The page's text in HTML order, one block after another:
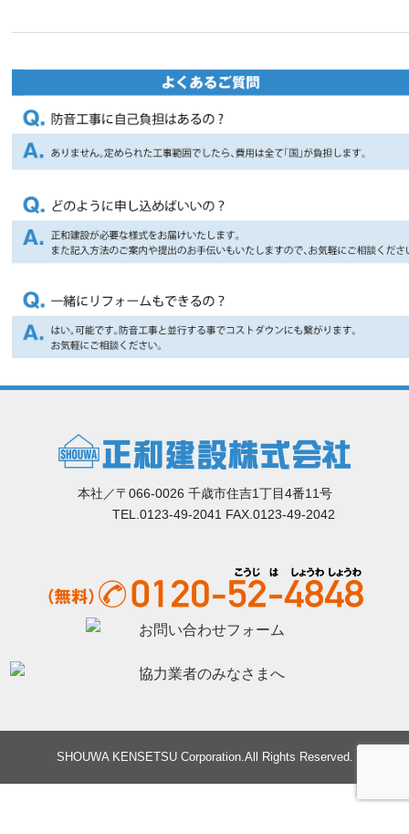
本社／〒066-0026 千歳市住吉1丁目4番11号
TEL.0123-49-2041 FAX.0123-49-2042
SHOUWA KENSETSU Corporation.All Rights Reserved.